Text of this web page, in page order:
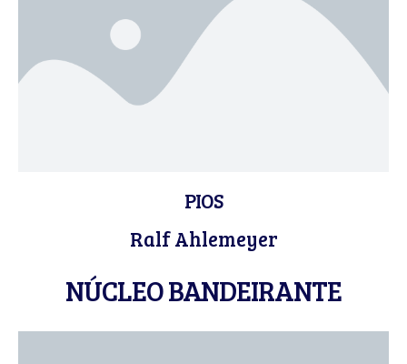
PIOS
Ralf Ahlemeyer
NÚCLEO BANDEIRANTE